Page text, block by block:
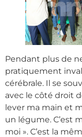
Pendant plus de
pratiquement
cérébrale. Il se
avec le côté droit
lever ma main et
un légume. C’est
moi ». C’est la